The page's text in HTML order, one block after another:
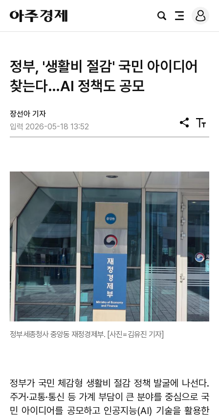
아
주
경
검
전
로
그
정부, '생활비 절감' 국민 아이디어
찾는다…AI 정책도 공모
장선아 기자
입력 2026-05-18 13:52
공
유
텍
스
정부세종청사 중앙동 재정경제부. [사진=김유진 기자]
정부가 국민 체감형 생활비 절감 정책 발굴에 나선다.
주거·교통·통신 등 가계 부담이 큰 분야를 중심으로 국
민 아이디어를 공모하고 인공지능(AI) 기술을 활용한